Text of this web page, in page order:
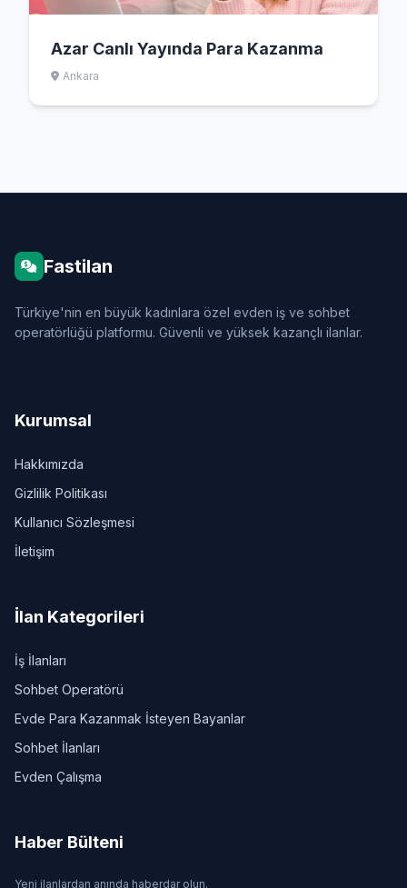
Azar Canlı Yayında Para Kazanma
Ankara
Fastilan
Türkiye'nin en büyük kadınlara özel evden iş ve sohbet
operatörlüğü platformu. Güvenli ve yüksek kazançlı ilanlar.
Kurumsal
Hakkımızda
Gizlilik Politikası
Kullanıcı Sözleşmesi
İletişim
İlan Kategorileri
İş İlanları
Sohbet Operatörü
Evde Para Kazanmak İsteyen Bayanlar
Sohbet İlanları
Evden Çalışma
Haber Bülteni
Yeni ilanlardan anında haberdar olun.